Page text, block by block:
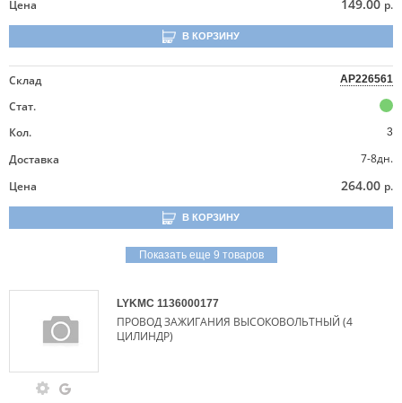
Цена 149.00 р.
В КОРЗИНУ
Склад AP226561
Стат.
Кол.
3
Доставка
7-8дн.
Цена
264.00 р.
В КОРЗИНУ
Показать еще 9 товаров
LYKMC 1136000177
ПРОВОД ЗАЖИГАНИЯ ВЫСОКОВОЛЬТНЫЙ (4
ЦИЛИНДР)